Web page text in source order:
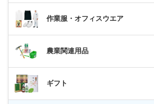
作業服・オフィスウエア
農業関連用品
ギフト